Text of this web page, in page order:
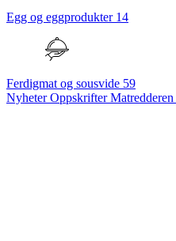
Egg og eggprodukter 14
Ferdigmat og sousvide 59
NyheterOppskrifterMatredderen